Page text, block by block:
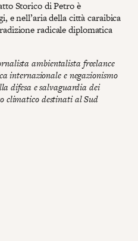
Storico di Petro è
e nell’aria della città caraibica
radicale diplomatica
ambientalista freelance
internazionale e negazionismo
difesa e salvaguardia dei
climatico destinati al Sud